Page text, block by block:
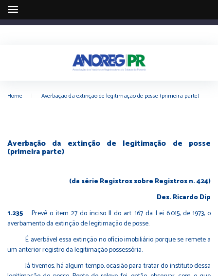
Home Averbação da extinção de legitimação de posse (primeira parte)
Averbação da extinção de legitimação de posse
(primeira parte)
(da série Registros sobre Registros n. 424)
Des. Ricardo Dip
1.235. Prevê o item 27 do inciso II do art. 167 da Lei 6.015, de 1973, o
averbamento da extinção de legitimação de posse.
É averbável essa extinção no ofício imobiliário porque se remete a
um anterior registro da legitimação possessória.
Já tivemos, há algum tempo, ocasião para tratar do instituto dessa